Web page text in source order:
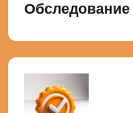
Обследование